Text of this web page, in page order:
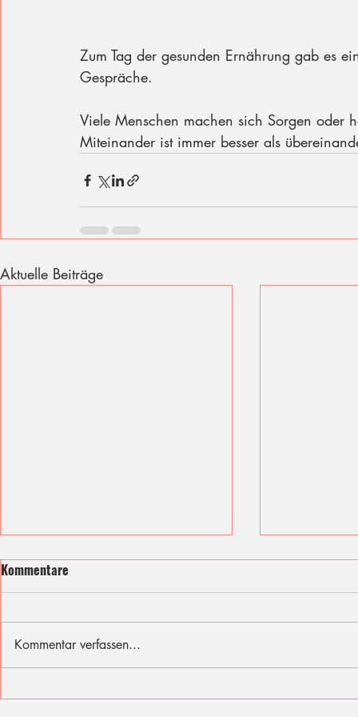
Zum Tag der gesunden Ernährung gab es
Gespräche.
Viele Menschen machen sich Sorgen oder
Miteinander ist immer besser als
Aktuelle Beiträge
Ich fühle mit den Opfern des
Sommer,
Kommentare
Kommentar verfassen...